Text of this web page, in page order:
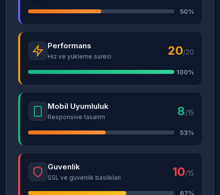
50%
Performans
Hiz ve yukleme suresi 20/20
100%
Mobil Uyumluluk
Responsive tasarim 8/15
53%
Guvenlik
SSL ve guvenlik basliklari 10/15
67%